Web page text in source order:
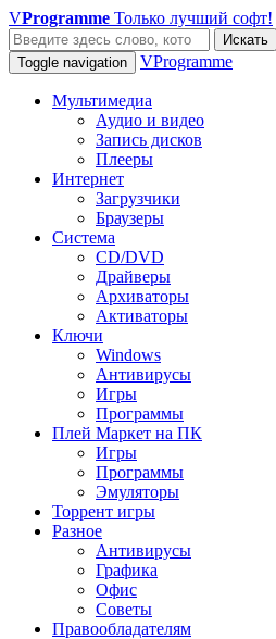
VProgramme Только лучший софт!
Искать
Toggle navigation
VProgramme
Мультимедиа
Аудио и видео
Запись дисков
Плееры
Интернет
Загрузчики
Браузеры
Система
CD/DVD
Драйверы
Архиваторы
Активаторы
Ключи
Windows
Антивирусы
Игры
Программы
Плей Маркет на ПК
Игры
Программы
Эмуляторы
Торрент игры
Разное
Антивирусы
Графика
Офис
Советы
Правообладателям